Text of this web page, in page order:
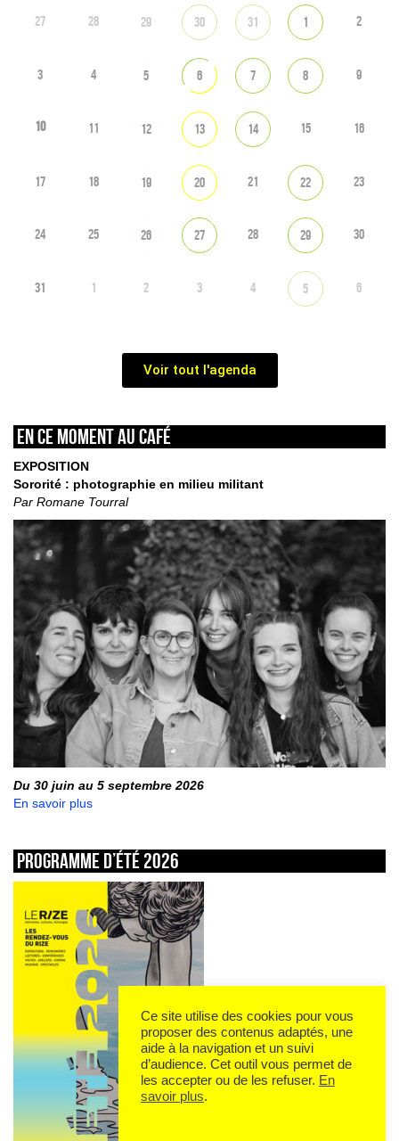
27 28 29 30 31 1 2
3 4 5 6 7 8 9
10 11 12 13 14 15 16
17 18 19 20 21 22 23
24 25 26 27 28 29 30
31 1 2 3 4 5 6
Voir tout l'agenda
En ce moment au café
EXPOSITION
Sororité : photographie en milieu militant
Par Romane Tourral
Du 30 juin au 5 septembre 2026
En savoir plus
Programme d’été 2026
Ce site utilise des cookies pour vous
proposer des contenus adaptés, une
aide à la navigation et un suivi
d’audience. Cet outil vous permet de
les accepter ou de les refuser. En
savoir plus.